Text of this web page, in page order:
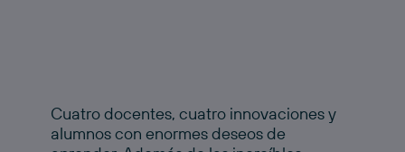
Cuatro docentes, cuatro innovaciones y
alumnos con enormes deseos de